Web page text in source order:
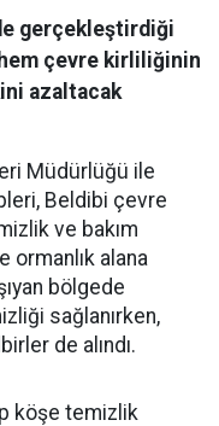
gerçekleştirdiği
çevre kirliliğinin
azaltacak
Müdürlüğü ile
Beldibi çevre
ve bakım
ormanlık alana
bölgede
sağlanırken,
de alındı.
köşe temizlik